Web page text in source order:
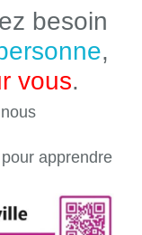
besoin
,
vous.
apprendre